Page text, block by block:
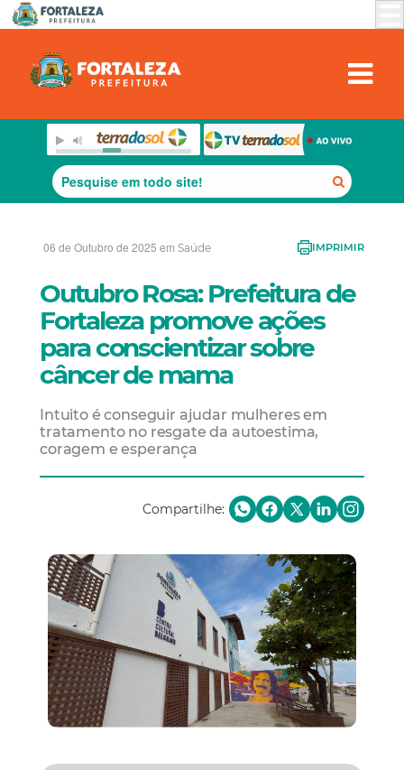
06 de Outubro de 2025 em Saúde IMPRIMIR
Outubro Rosa: Prefeitura de
Fortaleza promove ações
para conscientizar sobre
câncer de mama
Intuito é conseguir ajudar mulheres em
tratamento no resgate da autoestima,
coragem e esperança
Compartilhe: